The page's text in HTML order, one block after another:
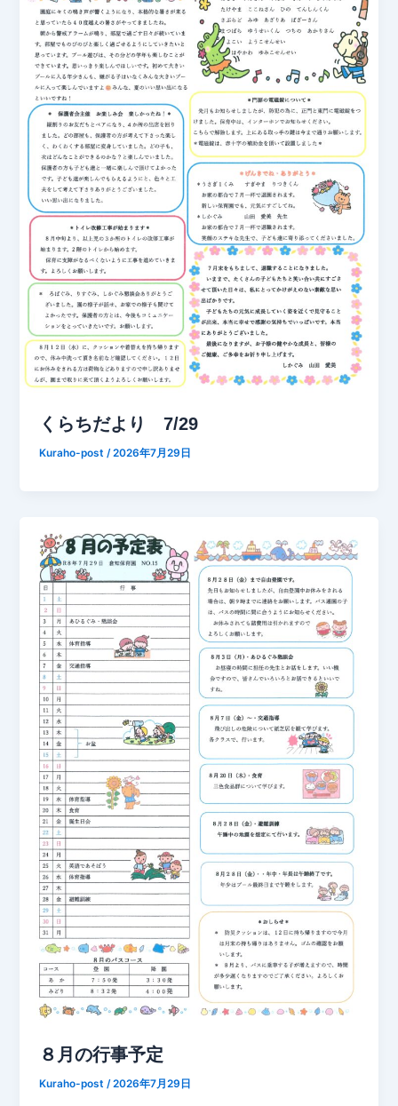
くらちだより 7/29
Kuraho-post/2026年7月29日
８月の行事予定
Kuraho-post/2026年7月29日